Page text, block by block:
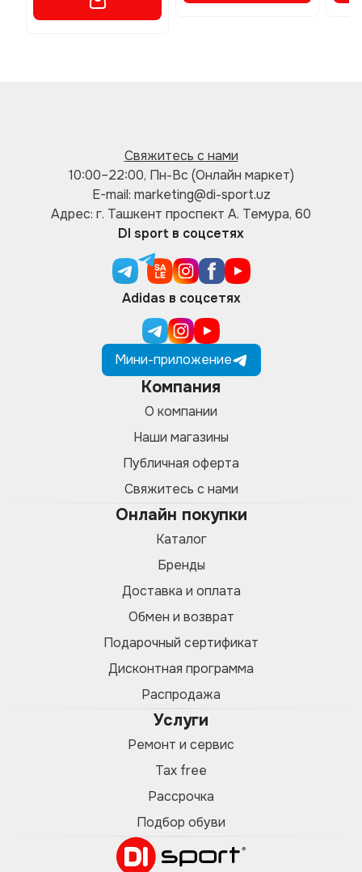
Свяжитесь с нами
10:00–22:00, Пн-Вс (Онлайн маркет)
E-mail: marketing@di-sport.uz
Адрес: г. Ташкент проспект А. Темура, 60
DI sport в соцсетях
Adidas в соцсетях
Мини-приложение
Компания
О компании
Наши магазины
Публичная оферта
Свяжитесь с нами
Онлайн покупки
Каталог
Бренды
Доставка и оплата
Обмен и возврат
Подарочный сертификат
Дисконтная программа
Распродажа
Услуги
Ремонт и сервис
Tax free
Рассрочка
Подбор обуви